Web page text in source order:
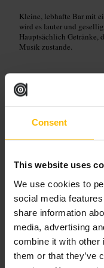
Consent
This website uses
We use cookies to
social media
share information
media, advertising
combine it with other
them or that they’ve
Kleine, lebhafte Bar mit
wird es lauter und
Hauptsächlich Getränke,
Musik zustande.
Planen Sie Ihren
allein. Kombiniere den
Bar. An Wochenenden
Sitzplatz willst.
Old Mill
Essen und Trinken